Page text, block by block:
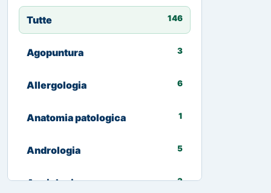
Tutte 146
Agopuntura 3
Allergologia 6
Anatomia patologica 1
Andrologia 5
Angiologia 3